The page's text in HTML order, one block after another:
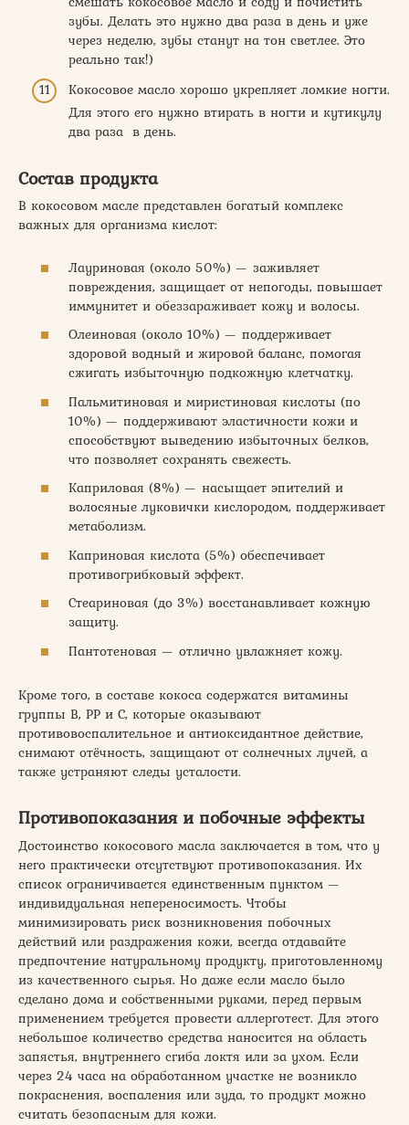
зубы. Делать это нужно два раза в день и уже
через неделю, зубы станут на тон светлее. Это
реально так!)
Кокосовое масло хорошо укрепляет ломкие ногти.
Для этого его нужно втирать в ногти и кутикулу
два раза в день.
Состав продукта
В кокосовом масле представлен богатый комплекс
важных для организма кислот:
Лауриновая (около 50%) — заживляет
повреждения, защищает от непогоды, повышает
иммунитет и обеззараживает кожу и волосы.
Олеиновая (около 10%) — поддерживает
здоровой водный и жировой баланс, помогая
сжигать избыточную подкожную клетчатку.
Пальмитиновая и миристиновая кислоты (по
10%) — поддерживают эластичности кожи и
способствуют выведению избыточных белков,
что позволяет сохранять свежесть.
Каприловая (8%) — насыщает эпителий и
волосяные луковички кислородом, поддерживает
метаболизм.
Каприновая кислота (5%) обеспечивает
противогрибковый эффект.
Стеариновая (до 3%) восстанавливает кожную
защиту.
Пантотеновая — отлично увлажняет кожу.
Кроме того, в составе кокоса содержатся витамины
группы В, РР и С, которые оказывают
противовоспалительное и антиоксидантное действие,
снимают отёчность, защищают от солнечных лучей, а
также устраняют следы усталости.
Противопоказания и побочные эффекты
Достоинство кокосового масла заключается в том, что у
него практически отсутствуют противопоказания. Их
список ограничивается единственным пунктом —
индивидуальная непереносимость. Чтобы
минимизировать риск возникновения побочных
действий или раздражения кожи, всегда отдавайте
предпочтение натуральному продукту, приготовленному
из качественного сырья. Но даже если масло было
сделано дома и собственными руками, перед первым
применением требуется провести аллерготест. Для этого
небольшое количество средства наносится на область
запястья, внутреннего сгиба локтя или за ухом. Если
через 24 часа на обработанном участке не возникло
покраснения, воспаления или зуда, то продукт можно
считать безопасным для кожи.